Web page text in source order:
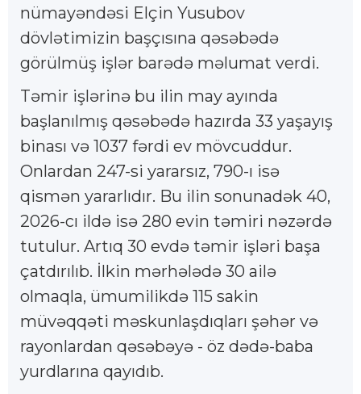
nümayəndəsi Elçin Yusubov
dövlətimizin başçısına qəsəbədə
görülmüş işlər barədə məlumat verdi.
Təmir işlərinə bu ilin may ayında
başlanılmış qəsəbədə hazırda 33 yaşayış
binası və 1037 fərdi ev mövcuddur.
Onlardan 247-si yararsız, 790-ı isə
qismən yararlıdır. Bu ilin sonunadək 40,
2026-cı ildə isə 280 evin təmiri nəzərdə
tutulur. Artıq 30 evdə təmir işləri başa
çatdırılıb. İlkin mərhələdə 30 ailə
olmaqla, ümumilikdə 115 sakin
müvəqqəti məskunlaşdıqları şəhər və
rayonlardan qəsəbəyə - öz dədə-baba
yurdlarına qayıdıb.